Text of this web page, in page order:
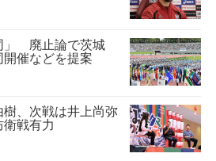
」 廃止論で茨城
催などを提案
樹、次戦は井上尚弥
衛戦有力